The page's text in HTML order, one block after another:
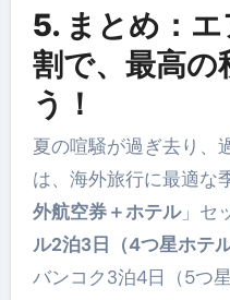
5. まとめ：
割で、最高の
う！
夏の喧騒が過ぎ去り、
は、海外旅行に最適な
外航空券＋ホテル」セ
ル2泊3日（4つ星ホテ
バンコク3泊4日（5つ